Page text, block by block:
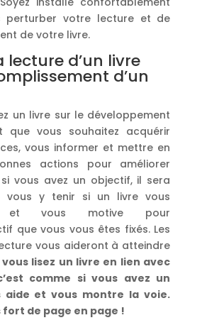
perturber votre lecture et de
de votre livre.
lecture d’un livre
d’un
un livre sur le développement
que vous souhaitez acquérir
vous informer et mettre en
actions pour améliorer
vous avez un objectif, il sera
vous y tenir si un livre vous
et vous motive pour
que vous vous êtes fixés. Les
vous aideront à atteindre
vous lisez un livre en lien avec
comme si vous avez un
aide et vous montre la voie.
fort de page en page !